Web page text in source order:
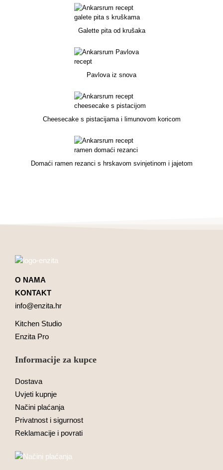
Galette pita od krušaka
Pavlova iz snova
Cheesecake s pistacijama i limunovom koricom
Domaći ramen rezanci s hrskavom svinjetinom i jajetom
O NAMA
KONTAKT
info@enzita.hr
Kitchen Studio
Enzita Pro
Informacije za kupce
Dostava
Uvjeti kupnje
Načini plaćanja
Privatnost i sigurnost
Reklamacije i povrati